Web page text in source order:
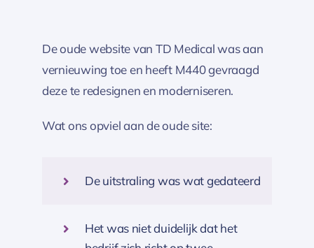
De oude website van TD Medical was aan
vernieuwing toe en heeft M440 gevraagd
deze te redesignen en moderniseren.
Wat ons opviel aan de oude site:
De uitstraling was wat gedateerd
Het was niet duidelijk dat het